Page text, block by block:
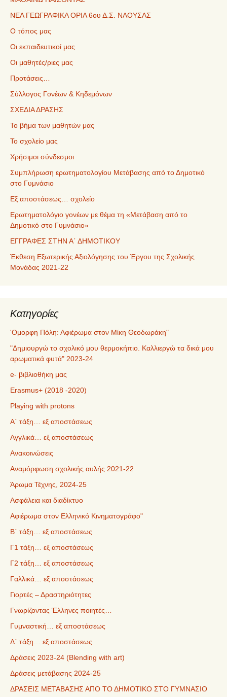
ΝΕΑ ΓΕΩΓΡΑΦΙΚΑ ΟΡΙΑ 6ου Δ.Σ. ΝΑΟΥΣΑΣ
Ο τόπος μας
Οι εκπαιδευτικοί μας
Οι μαθητές/ριες μας
Προτάσεις…
Σύλλογος Γονέων & Κηδεμόνων
ΣΧΕΔΙΑ ΔΡΑΣΗΣ
Το βήμα των μαθητών μας
Το σχολείο μας
Χρήσιμοι σύνδεσμοι
Συμπλήρωση ερωτηματολογίου Μετάβασης από το Δημοτικό
στο Γυμνάσιο
Εξ αποστάσεως… σχολείο
Ερωτηματολόγιο γονέων με θέμα τη «Μετάβαση από το
Δημοτικό στο Γυμνάσιο»
ΕΓΓΡΑΦΕΣ ΣΤΗΝ Α΄ ΔΗΜΟΤΙΚΟΥ
Έκθεση Εξωτερικής Αξιολόγησης του Έργου της Σχολικής
Μονάδας 2021-22
Kατηγορίες
'Ομορφη Πόλη: Αφιέρωμα στον Μίκη Θεοδωράκη"
"Δημιουργώ το σχολικό μου θερμοκήπιο. Καλλιεργώ τα δικά μου
αρωματικά φυτά" 2023-24
e- βιβλιοθήκη μας
Erasmus+ (2018 -2020)
Playing with protons
Α΄ τάξη… εξ αποστάσεως
Αγγλικά… εξ αποστάσεως
Ανακοινώσεις
Αναμόρφωση σχολικής αυλής 2021-22
Άρωμα Τέχνης, 2024-25
Ασφάλεια και διαδίκτυο
Αφιέρωμα στον Ελληνικό Κινηματογράφο"
Β΄ τάξη… εξ αποστάσεως
Γ1 τάξη… εξ αποστάσεως
Γ2 τάξη… εξ αποστάσεως
Γαλλικά… εξ αποστάσεως
Γιορτές – Δραστηριότητες
Γνωρίζοντας Έλληνες ποιητές…
Γυμναστική… εξ αποστάσεως
Δ΄ τάξη… εξ αποστάσεως
Δράσεις 2023-24 (Blending with art)
Δράσεις μετάβασης 2024-25
ΔΡΑΣΕΙΣ ΜΕΤΑΒΑΣΗΣ ΑΠΟ ΤΟ ΔΗΜΟΤΙΚΟ ΣΤΟ ΓΥΜΝΑΣΙΟ